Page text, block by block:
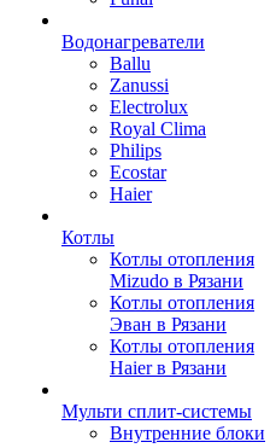
Водонагреватели
Ballu
Zanussi
Electrolux
Royal Clima
Philips
Ecostar
Haier
Котлы
Котлы отопления
Mizudo в Рязани
Котлы отопления
Эван в Рязани
Котлы отопления
Haier в Рязани
Мульти сплит-системы
Внутренние блоки